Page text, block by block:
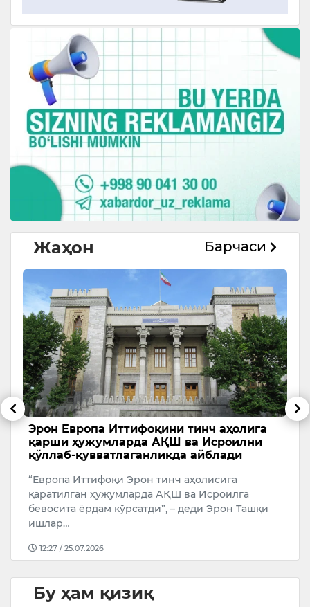
Жаҳон Барчаси
Эрон Европа Иттифоқини тинч аҳолига
қарши ҳужумларда АҚШ ва Исроилни
қўллаб-қувватлаганликда айблади
“Европа Иттифоқи Эрон тинч аҳолисига
қаратилган ҳужумларда АҚШ ва Исроилга
бевосита ёрдам кўрсатди”, – деди Эрон Ташқи
ишлар…
12:27 / 25.07.2026
Бу ҳам қизиқ